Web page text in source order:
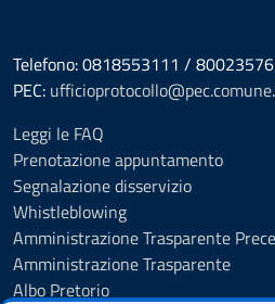
Telefono: 0818553111 /
PEC:
Leggi le FAQ
Prenotazione appuntamento
Segnalazione disservizio
Whistleblowing
Amministrazione Trasparente
Amministrazione Trasparente
Albo Pretorio